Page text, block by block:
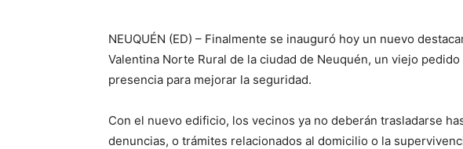
NEUQUÉN (ED) – Finalmente se inauguró hoy un nuevo
Valentina Norte Rural de la ciudad de Neuquén, un viejo
presencia para mejorar la seguridad.
Con el nuevo edificio, los vecinos ya no deberán trasladarse
denuncias, o trámites relacionados al domicilio o la